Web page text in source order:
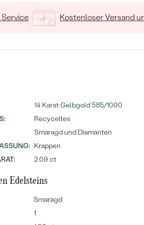
Kostenloser Versand
14 Karat Gelbgold 585/1000
:
Recyceltes
Smaragd und Diamanten
: Krappen
2.09 ct
Edelsteins
Smaragd
1